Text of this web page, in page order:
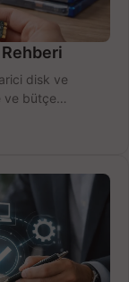
disk ve
ve bütçe